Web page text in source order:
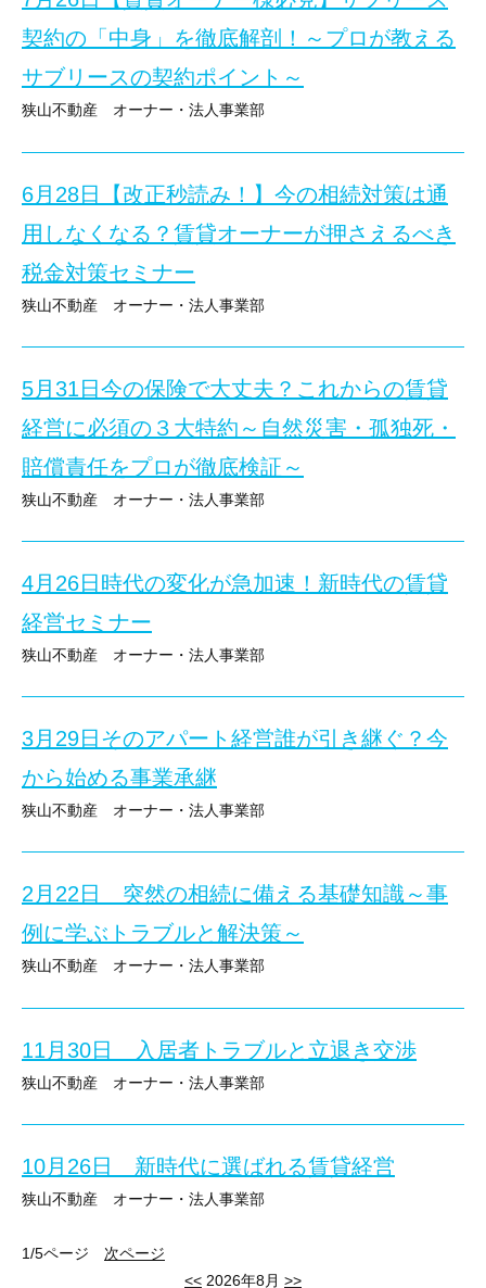
<< 2026年8月 >>
「将来、自分や親が認知症になったら実家や資産はどうなるんだ
そんな不安や疑問をお持ちではありませんか？
今回は、知っておかないと損をする
プロが分かりやすく解説する特別セミナーのご案内です！
講師 ： 司法書士 脇 博喜 氏
パートナーズ司法書士法人 狭山事務所代表
ココがわかる！
●遺言書のポイントを解説
会場参加のみならず、ライブ配信セミナーも同時開催しております
途中退席も可能ですので、お気軽にご参加ください。
★★★「zoom」にて配信しています！★★★
ご自宅でも・移動中でも、スマホやＰＣでお手軽に、最新情報を入
（※ 通信料はご負担ください。）
【 視聴方法 】
ライブ配信セミナーご希望の方は 【 メールアドレス 】 をお知らせ
ライブ配信セミナーが視聴できます。
日時 ： ２０２６年９月２７日（
住所 ： 狭山市入間川１丁目３－３ （ ご来場での参加場所です
★★★ 来場とwebの同時開催しています！（zoomによる簡単視
今、知っておきたい資産整理・相続・売却のポイント
講師 ： 太田 東彦 氏
ERA LIXIL不動産ショップ 相続サロン担当
● 土地（調整区域・農地）をどう整理するか
●境界トラブルや古いアパート、契約書の解決法
●手放す（売却）という選択肢
ご自宅でも当セミナーをご視聴いただけます。
★★★「zoom」にて配信しています！★★★
（※ 通信料はご負担ください。）
ライブ配信セミナーご希望の方は 【 メールアドレス 】 をお知らせ
いただいたメールアドレス宛にセミナー視聴用のご案内メールを
ライブ配信セミナーが視聴できます。
会場参加の方は、ご来場にてご参加ください。
プロが教える！「このまま続けて大丈夫？」お悩みのオーナー様必
一括借り上げ契約の「中身」を徹底解剖！！
日時 ： ２０２６年８月３０日（
会場 ： 狭山市産業労働センター ２Ｆ 『異業種交流スペース
ＭＡＰ：
契約の「中身」を徹底解剖！～プロが教える
サブリースの契約ポイント～
狭山不動産 オーナー・法人事業部
プロが教える「このまま続けて大丈夫？」お悩みのオーナー様
一括借り上げ契約の「中身」を徹底解剖！
不動産オーナー様向け、ハウスメーカー等との「一括借り上げ（サ
中身や注意点、契約途中の切替方法を徹底解説する無料セミナーで
株式会社JPMCコンサルティング営業本部 東京支店 支店長
● 一括借り上げ（サブリース）の仕組み
●サブリースの注意点（メリット・デメリット）
●契約中のサブリース契約切替方法
ご自宅でも当セミナーをご視聴いただけます。
★★★「zoom」にて配信しています！★★★
（※ 通信料はご負担ください。）
いただいたメールアドレス宛にセミナー視聴用のご案内メールを
メールにある 「 セミナー視聴 」 ボタンをクリックすると、
6月28日【改正秒読み！】今の相続対策は通
用しなくなる？賃貸オーナーが押さえるべき
税金対策セミナー
狭山不動産 オーナー・法人事業部
こんにちは。狭山不動産株式会社です。
賃貸オーナーの皆様、ここ数年の税制改正の動きをどのようにキ
「これまでの相続・節税対策が、実は最新の税制に合わなくなって
というケースが、増えています。
そこで、地元狭山で多くの実績を持つ税理士をお招きし、オーナー
★★★ 来場とwebの同時開催しています！（zoomによる簡単視
このようなお悩みはありませんか？
最新の税制改正で、自分の相続対策がどう変わるか知りたい。
アパート建築による節税効果に、どのような変更点があるか不安。
本セミナーでは、これらの疑問を税理士の萩原氏が分かりやすく、
これからの賃貸経営をより安定させるための、具体的なヒントが見
【講師】萩原 博之 氏 （税理士 萩原博之事務所 所長）
CFP（日本FP協会認定）１級ファイナンシャル・プランニング技能
● 最新税制でここが変わる！
● アパート建築で相続対策ができなくなる？
会場参加のみならず、ライブ配信セミナーも同時開催しております
途中退席も可能ですので、お気軽にご参加ください。
5月31日今の保険で大丈夫？これからの賃貸
経営に必須の３大特約～自然災害・孤独死・
賠償責任をプロが徹底検証～
狭山不動産 オーナー・法人事業部
今の保険で大丈夫？これからの賃貸経営に必須の3大特約
～自然災害・孤独死・賠償責任をプロが徹底検証
★★★ 来場とwebの同時開催しています！（zoomによる簡単視
そして保険商品の内容が大きく変わってきています。
火災保険の基本（ベースとなる補償）火災保険が火災だけでなく、
風水害や落雷、水漏れなどの幅広い自然災害や事故をカバーする事
単身高齢者の増加に伴い、孤独死による原状回復費用や家賃損失へ
講師 ： 堀田 頼房 氏
ココがわかる！
● 施設所有者賠償責任特約
● 家主費用特約（事故対応）
4月26日時代の変化が急加速！新時代の賃貸
経営セミナー
狭山不動産 オーナー・法人事業部
入居者の価値観が激変！新時代の賃貸経営セミナー
が起きている。AIがお部屋探しの常識を変えた！検索から対話へ！
株式会社ハウスネット アパマンショップ狭山店・入間店
株式会社リバティーハウス２１ 代表取締役
宅地建物取引士・不動産コンサルティングマスター・賃貸不動産経
3月29日そのアパート経営誰が引き継ぐ？今
から始める事業承継
狭山不動産 オーナー・法人事業部
そのアパート経営誰が引き継ぐ？今から始める事業承継
～失敗しないための必須基礎知識～
親からアパートを引き継ぐ際、単に「建物」を引き継ぐだけでは不
空室対策、修繕計画、そして複雑な法律・税金の問題が山積してい
経営の基礎知識から、なぜ
2月22日 突然の相続に備える基礎知識～事
例に学ぶトラブルと解決策～
狭山不動産 オーナー・法人事業部
11月30日 入居者トラブルと立退き交渉
狭山不動産 オーナー・法人事業部
10月26日 新時代に選ばれる賃貸経営
狭山不動産 オーナー・法人事業部
1/5ページ 次ページ